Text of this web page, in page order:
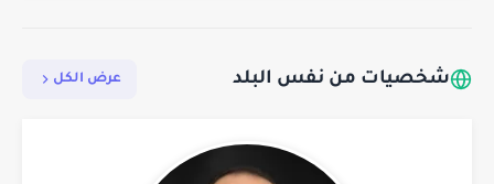
شخصيات من نفس البلد عرض الكل